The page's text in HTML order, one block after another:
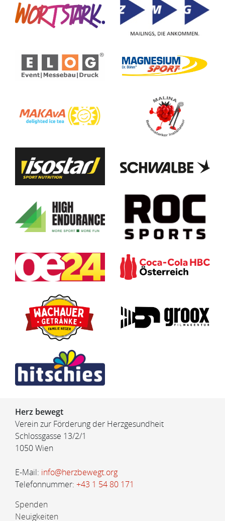
Herz bewegt
Verein zur Förderung der Herzgesundheit
Schlossgasse 13/2/1
1050 Wien
E-Mail: info@herzbewegt.org
Telefonnummer: +43 1 54 80 171
Spenden
Neuigkeiten